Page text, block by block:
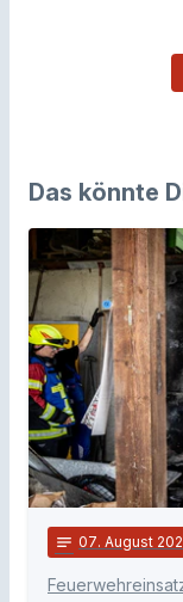
Das könnte
notes 07. August